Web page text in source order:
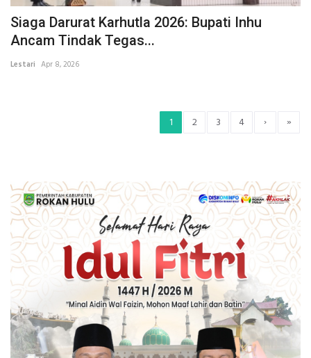
Siaga Darurat Karhutla 2026: Bupati Inhu
Ancam Tindak Tegas...
Lestari Apr 8, 2026
1 2 3 4 › »